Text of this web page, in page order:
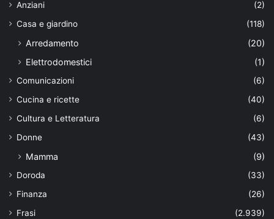
Anziani
(2)
Casa e giardino
(118)
Arredamento
(20)
Elettrodomestici
(1)
Comunicazioni
(6)
Cucina e ricette
(40)
Cultura e Letteratura
(6)
Donne
(43)
Mamma (9)
Doroda
(33)
Finanza
(26)
Frasi
(2.939)